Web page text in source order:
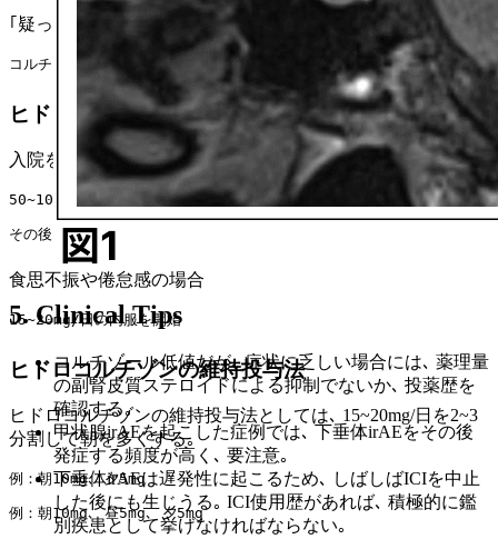
5. Clinical Tips
コルチゾール低値だが､ 症状に乏しい場合には､ 薬理量
の副腎皮質ステロイドによる抑制でないか､ 投薬歴を
確認する｡
甲状腺irAEを起こした症例では､ 下垂体irAEをその後
発症する頻度が高く､ 要注意｡
下垂体irAEは遅発性に起こるため､ しばしばICIを中止
した後にも生じうる｡ ICI使用歴があれば､ 積極的に鑑
別疾患として挙げなければならない｡
｢疑った時点｣ でヒドロコルチゾンを投与する｡
コルチゾール値の結果判明に時間がかかる施設が多いと思われるが､ 検
ヒドロコルチゾンの初期投与量
入院を要するような全身状態不良の場合
50~100mgの点滴投与をまず行い､
その後15~20mg/日の内服まで漸減
食思不振や倦怠感の場合
15~20mg/日の内服を開始
ヒドロコルチゾンの維持投与法
ヒドロコルチゾンの維持投与法としては､ 15~20mg/日を2~3
分割して朝を多くする｡
例：朝10mg､ 夕5mg
例：朝10mg､ 昼5mg､ 夕5mg